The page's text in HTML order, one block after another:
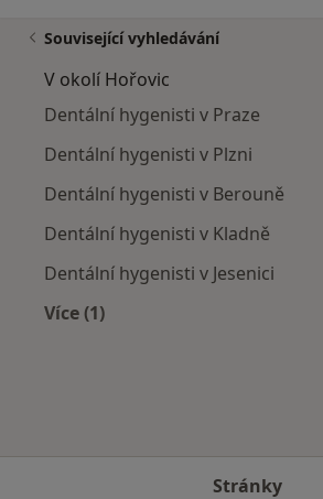
Související vyhledávání
V okolí Hořovic
Dentální hygenisti v Praze
Dentální hygenisti v Plzni
Dentální hygenisti v Berouně
Dentální hygenisti v Kladně
Dentální hygenisti v Jesenici
Více (1)
Stránky